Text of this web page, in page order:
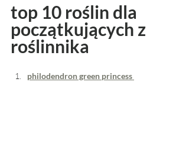
top 10 roślin dla
początkujących z
roślinnika
philodendron green princess